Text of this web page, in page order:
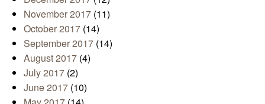
November 2017 (11)
October 2017 (14)
September 2017 (14)
August 2017 (4)
July 2017 (2)
June 2017 (10)